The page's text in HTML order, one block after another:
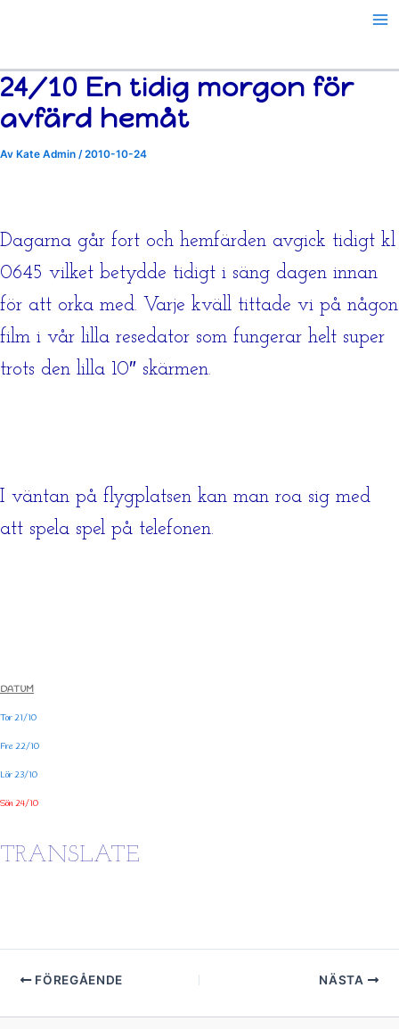
24/10 En tidig morgon för
avfärd hemåt
Av Kate Admin /2010-10-24
Dagarna går fort och hemfärden avgick tidigt kl
0645 vilket betydde tidigt i säng dagen innan
för att orka med. Varje kväll tittade vi på någon
film i vår lilla resedator som fungerar helt super
trots den lilla 10″ skärmen.
I väntan på flygplatsen kan man roa sig med
att spela spel på telefonen.
DATUM
Tor 21/10
Fre 22/10
Lör 23/10
Sön 24/10
TRANSLATE
FÖREGÅENDE NÄSTA